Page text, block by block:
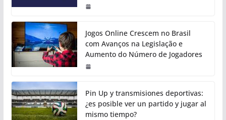
Jogos Online Crescem no Brasil
com Avanços na Legislação e
Aumento do Número de Jogadores
Pin Up y transmisiones deportivas:
¿es posible ver un partido y jugar al
mismo tiempo?